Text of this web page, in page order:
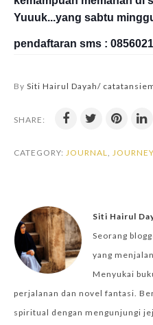
Yuuuk...yang sabtu
pendaftaran sms :
By Siti Hairul Dayah/
SHARE:
CATEGORY: JOURNAL JOURNEY
Siti Hairul
Seorang
yang
Menyukai
perjalanan dan novel fantasi.
spiritual dengan mengunjungi